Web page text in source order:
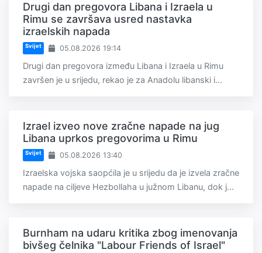
Drugi dan pregovora Libana i Izraela u
Rimu se završava usred nastavka
izraelskih napada
Svijet 05.08.2026 19:14
Drugi dan pregovora između Libana i Izraela u Rimu
završen je u srijedu, rekao je za Anadolu libanski i...
Izrael izveo nove zračne napade na jug
Libana uprkos pregovorima u Rimu
Svijet 05.08.2026 13:40
Izraelska vojska saopćila je u srijedu da je izvela zračne
napade na ciljeve Hezbollaha u južnom Libanu, dok j...
Burnham na udaru kritika zbog imenovanja
bivšeg čelnika "Labour Friends of Israel"